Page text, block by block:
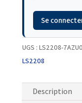
Se
UGS : LS2208-
LS2208
Description